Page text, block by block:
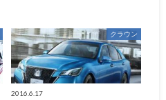
クラウン
2016.6.17